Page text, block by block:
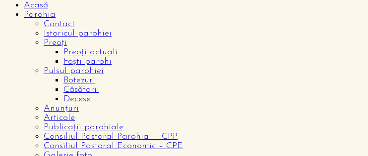
Acasă
Parohia
Contact
Istoricul parohiei
Preoți
Preoți actuali
Foști parohi
Pulsul parohiei
Botezuri
Căsătorii
Decese
Anunțuri
Articole
Publicații parohiale
Consiliul Pastoral Parohial – CPP
Consiliul Pastoral Economic – CPE